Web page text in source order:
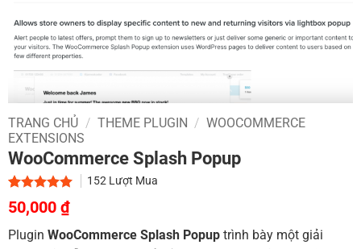
TRANG CHỦ / THEME PLUGIN / WOOCOMMERCE
EXTENSIONS
WooCommerce Splash Popup
5.00 trên 5
dựa trên
2
152Lượt Mua
Giá
gốc
50,000 ₫Giá
hiện
Plugin WooCommerce Splash Popup trình bày một giải